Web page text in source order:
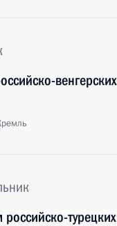
венгерских
турецких